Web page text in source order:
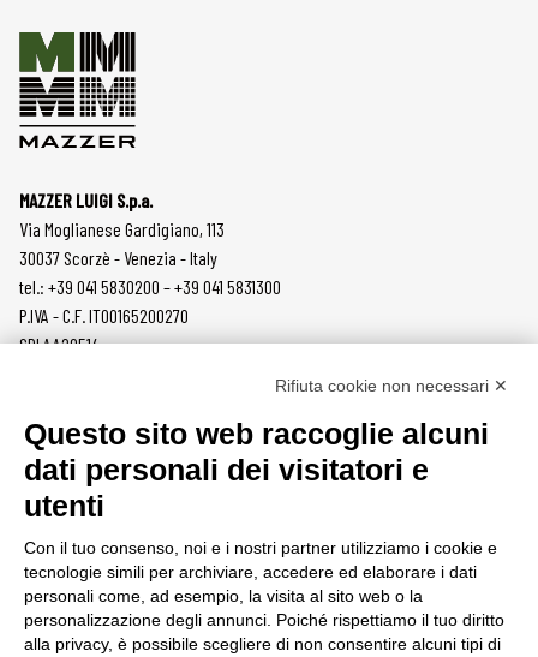
MAZZER LUIGI S.p.a.
Via Moglianese Gardigiano, 113
30037 Scorzè - Venezia - Italy
tel.: +39 041 5830200 – +39 041 5831300
P.IVA - C.F. IT00165200270
SDI AA2O514
MACINACAFFÈ
ON DEMAND
DOSATORI
MACINE
ACCESSORI
AZIENDA
NEWS
PRIVACY POLICY
SEGNALAZIONI
AREA CLIENTI
Rifiuta cookie non necessari ✕
Questo sito web raccoglie alcuni
dati personali dei visitatori e
utenti
Con il tuo consenso, noi e i nostri partner utilizziamo i cookie e
tecnologie simili per archiviare, accedere ed elaborare i dati
personali come, ad esempio, la visita al sito web o la
personalizzazione degli annunci. Poiché rispettiamo il tuo diritto
alla privacy, è possibile scegliere di non consentire alcuni tipi di